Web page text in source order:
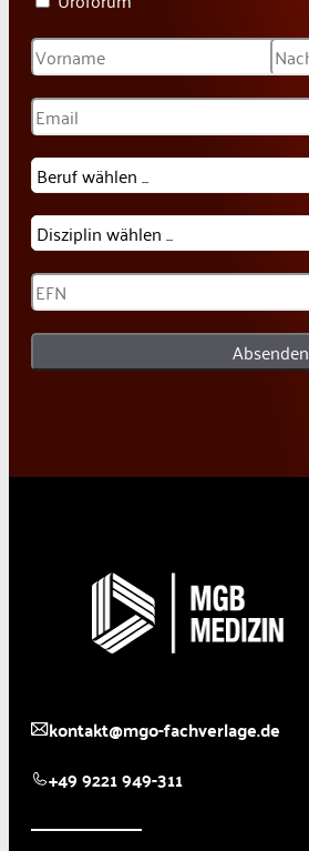
Absenden
kontakt@mgo-fachverlage.de
+49 9221 949-311